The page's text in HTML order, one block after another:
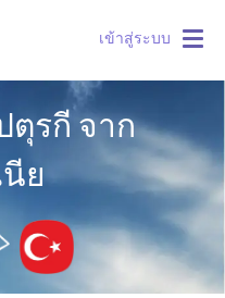
เข้าสู่ระบบ
ตุรกี จาก
ย